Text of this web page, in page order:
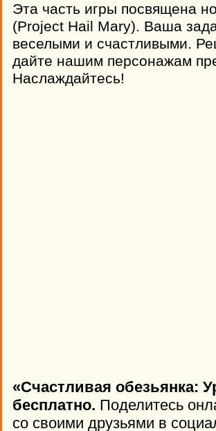
Эта часть игры посвящена
(Project Hail Mary). Ваша
веселыми и счастливыми.
дайте нашим персонажам
Наслаждайтесь!
«Счастливая обезьянка:
бесплатно. Поделитесь
со своими друзьями в